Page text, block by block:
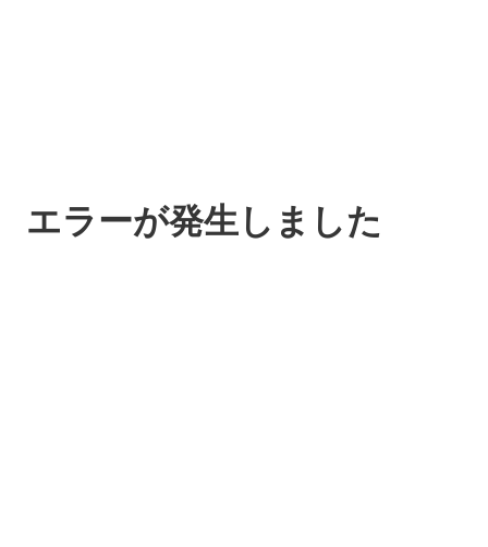
エラーが発生しました